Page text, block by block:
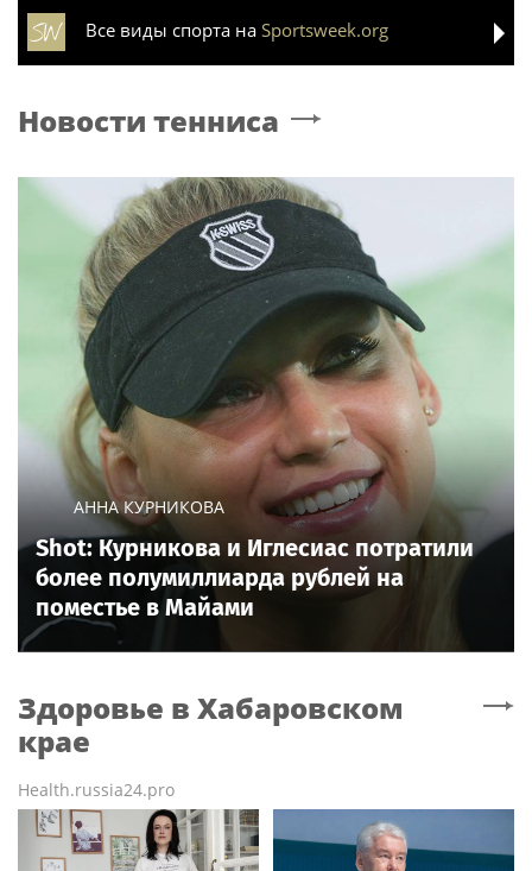
Все виды спорта на Sportsweek.org
Новости тенниса
АННА КУРНИКОВА
Shot: Курникова и Иглесиас потратили
более полумиллиарда рублей на
поместье в Майами
Здоровье в Хабаровском
крае
Health.russia24.pro